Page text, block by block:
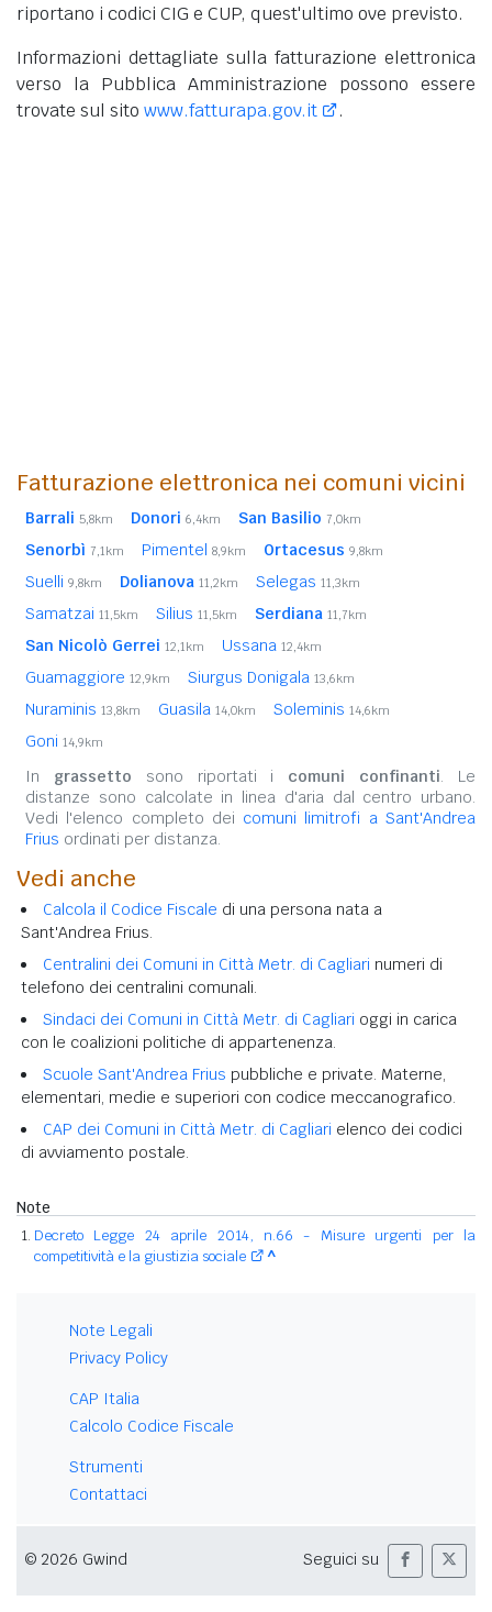
riportano i codici CIG e CUP, quest'ultimo ove previsto.
Informazioni dettagliate sulla fatturazione elettronica
verso la Pubblica Amministrazione possono essere
trovate sul sito www.fatturapa.gov.it .
Fatturazione elettronica nei comuni vicini
Barrali 5,8km Donori 6,4km San Basilio 7,0km
Senorbì 7,1km Pimentel 8,9km Ortacesus 9,8km
Suelli 9,8km Dolianova 11,2km Selegas 11,3km
Samatzai 11,5km Silius 11,5km Serdiana 11,7km
San Nicolò Gerrei 12,1km Ussana 12,4km
Guamaggiore 12,9km Siurgus Donigala 13,6km
Nuraminis 13,8km Guasila 14,0km Soleminis 14,6km
Goni 14,9km
In grassetto sono riportati i comuni confinanti. Le
distanze sono calcolate in linea d'aria dal centro urbano.
Vedi l'elenco completo dei comuni limitrofi a Sant'Andrea
Frius ordinati per distanza.
Vedi anche
Calcola il Codice Fiscale di una persona nata a
Sant'Andrea Frius.
Centralini dei Comuni in Città Metr. di Cagliari numeri di
telefono dei centralini comunali.
Sindaci dei Comuni in Città Metr. di Cagliari oggi in carica
con le coalizioni politiche di appartenenza.
Scuole Sant'Andrea Frius pubbliche e private. Materne,
elementari, medie e superiori con codice meccanografico.
CAP dei Comuni in Città Metr. di Cagliari elenco dei codici
di avviamento postale.
Note
Decreto Legge 24 aprile 2014, n.66 - Misure urgenti per la
competitività e la giustizia sociale
^
Note Legali
Privacy Policy
CAP Italia
Calcolo Codice Fiscale
Strumenti
Contattaci
© 2026 Gwind Seguici su